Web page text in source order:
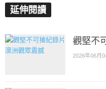
延伸閱讀
觀堅不
2026年06月